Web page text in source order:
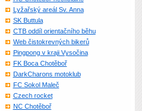
Lyžařský areál Sv. Anna
SK Buttula
CTB oddíl orientačního běhu
Web čistokrevných bikerů
Pingpong v kraji Vysočina
FK Boca Chotěboř
DarkCharons motoklub
FC Sokol Maleč
Czech rocket
NC Chotěboř